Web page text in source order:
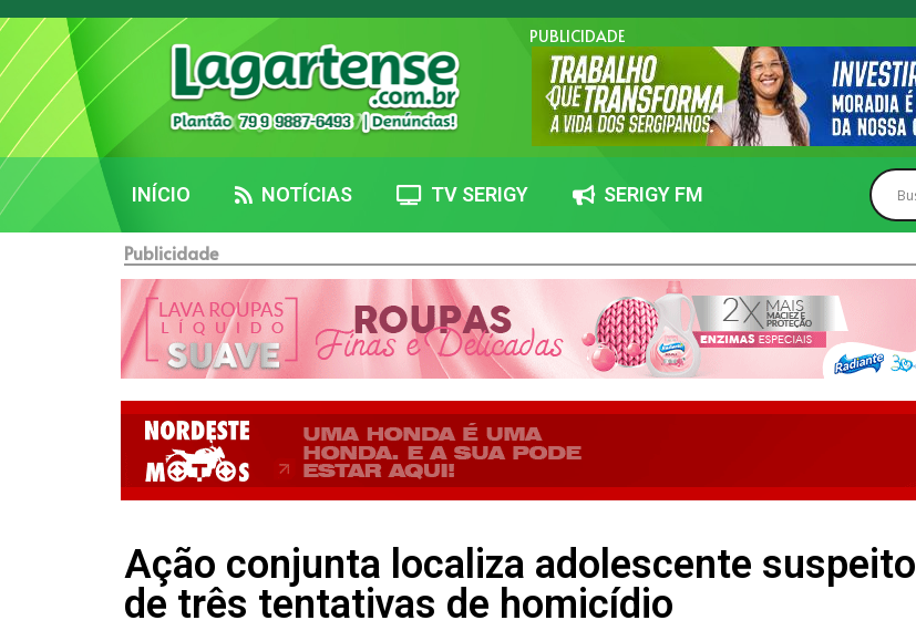
PUBLICIDADE
INÍCIO NOTÍCIAS TV SERIGY SERIGY FM
Publicidade
Ação conjunta localiza adolescente suspeito
de três tentativas de homicídio